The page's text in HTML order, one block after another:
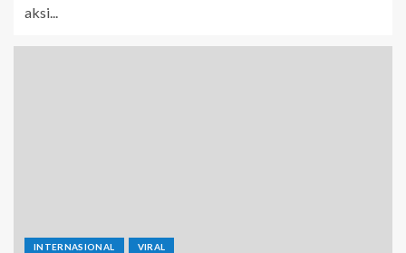
aksi...
INTERNASIONAL VIRAL